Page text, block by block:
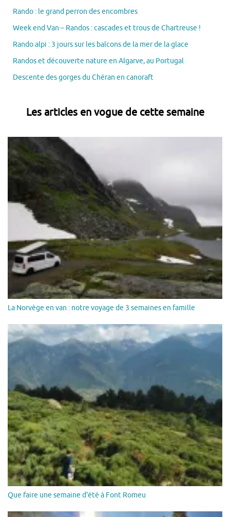
Rando : le grand perron des encombres
Week end Van – Randos : cascades et trous de Chartreuse !
Rando alpi : 3 jours sur les balcons de la mer de la glace
Randos et découverte nature en Algarve, au Portugal
Descente des gorges du Chéran en canoraft
Les articles en vogue de cette semaine
La Norvège en van : notre voyage de 3 semaines en famille
Que faire une semaine d'été à Font Romeu